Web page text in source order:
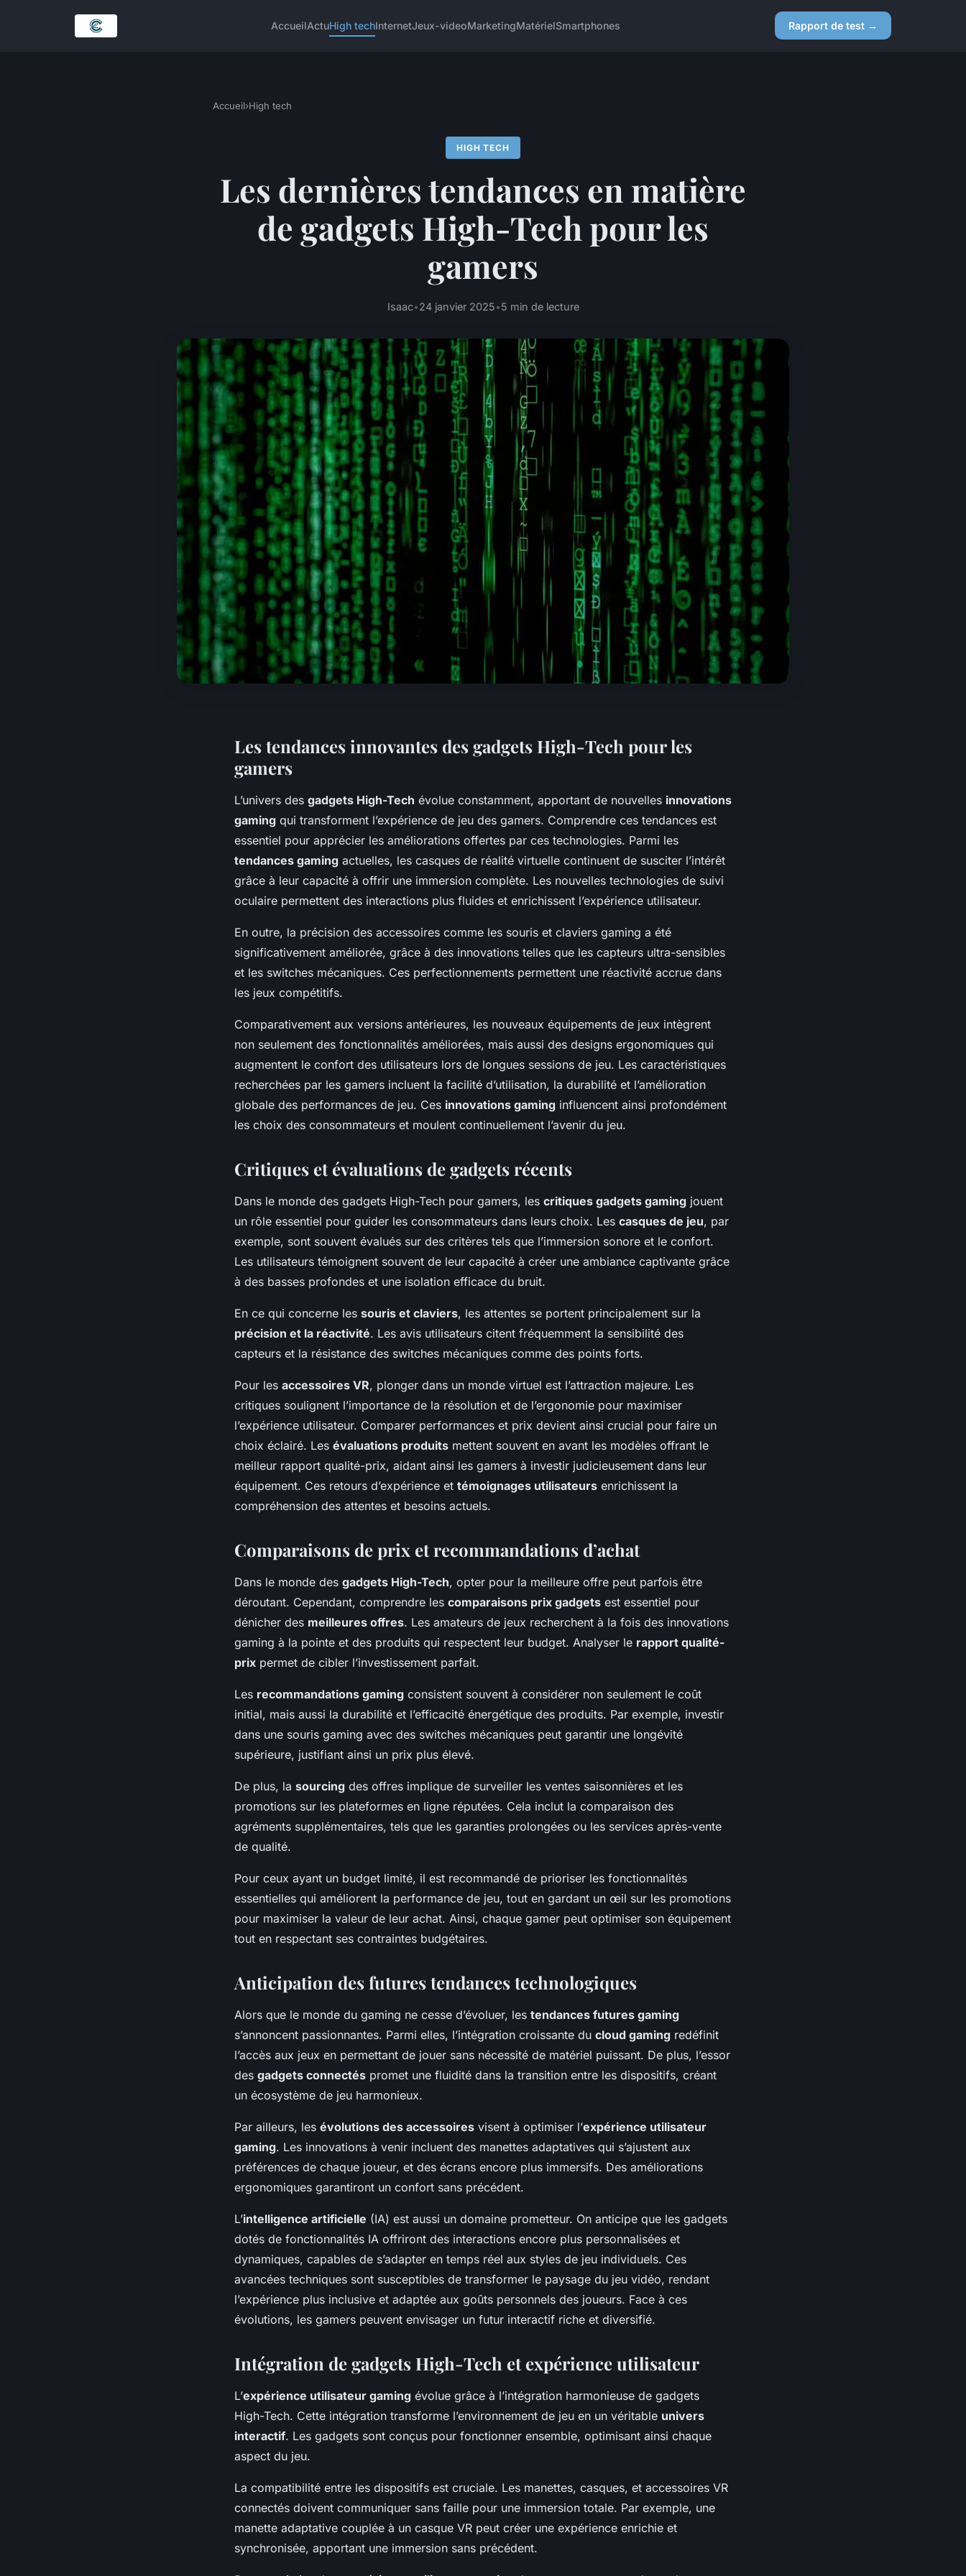
AccueilActuHigh techInternetJeux-videoMarketingMatérielSmartphones Rapport de test →
Accueil›High tech
HIGH TECH
Les dernières tendances en matière
de gadgets High-Tech pour les
gamers
Isaac•24 janvier 2025•5 min de lecture
Les tendances innovantes des gadgets High-Tech pour les
gamers
L’univers des gadgets High-Tech évolue constamment, apportant de nouvelles innovations
gaming qui transforment l’expérience de jeu des gamers. Comprendre ces tendances est
essentiel pour apprécier les améliorations offertes par ces technologies. Parmi les
tendances gaming actuelles, les casques de réalité virtuelle continuent de susciter l’intérêt
grâce à leur capacité à offrir une immersion complète. Les nouvelles technologies de suivi
oculaire permettent des interactions plus fluides et enrichissent l’expérience utilisateur.
En outre, la précision des accessoires comme les souris et claviers gaming a été
significativement améliorée, grâce à des innovations telles que les capteurs ultra-sensibles
et les switches mécaniques. Ces perfectionnements permettent une réactivité accrue dans
les jeux compétitifs.
Comparativement aux versions antérieures, les nouveaux équipements de jeux intègrent
non seulement des fonctionnalités améliorées, mais aussi des designs ergonomiques qui
augmentent le confort des utilisateurs lors de longues sessions de jeu. Les caractéristiques
recherchées par les gamers incluent la facilité d’utilisation, la durabilité et l’amélioration
globale des performances de jeu. Ces innovations gaming influencent ainsi profondément
les choix des consommateurs et moulent continuellement l’avenir du jeu.
Critiques et évaluations de gadgets récents
Dans le monde des gadgets High-Tech pour gamers, les critiques gadgets gaming jouent
un rôle essentiel pour guider les consommateurs dans leurs choix. Les casques de jeu, par
exemple, sont souvent évalués sur des critères tels que l’immersion sonore et le confort.
Les utilisateurs témoignent souvent de leur capacité à créer une ambiance captivante grâce
à des basses profondes et une isolation efficace du bruit.
En ce qui concerne les souris et claviers, les attentes se portent principalement sur la
précision et la réactivité. Les avis utilisateurs citent fréquemment la sensibilité des
capteurs et la résistance des switches mécaniques comme des points forts.
Pour les accessoires VR, plonger dans un monde virtuel est l’attraction majeure. Les
critiques soulignent l’importance de la résolution et de l’ergonomie pour maximiser
l’expérience utilisateur. Comparer performances et prix devient ainsi crucial pour faire un
choix éclairé. Les évaluations produits mettent souvent en avant les modèles offrant le
meilleur rapport qualité-prix, aidant ainsi les gamers à investir judicieusement dans leur
équipement. Ces retours d’expérience et témoignages utilisateurs enrichissent la
compréhension des attentes et besoins actuels.
Comparaisons de prix et recommandations d’achat
Dans le monde des gadgets High-Tech, opter pour la meilleure offre peut parfois être
déroutant. Cependant, comprendre les comparaisons prix gadgets est essentiel pour
dénicher des meilleures offres. Les amateurs de jeux recherchent à la fois des innovations
gaming à la pointe et des produits qui respectent leur budget. Analyser le rapport qualité-
prix permet de cibler l’investissement parfait.
Les recommandations gaming consistent souvent à considérer non seulement le coût
initial, mais aussi la durabilité et l’efficacité énergétique des produits. Par exemple, investir
dans une souris gaming avec des switches mécaniques peut garantir une longévité
supérieure, justifiant ainsi un prix plus élevé.
De plus, la sourcing des offres implique de surveiller les ventes saisonnières et les
promotions sur les plateformes en ligne réputées. Cela inclut la comparaison des
agréments supplémentaires, tels que les garanties prolongées ou les services après-vente
de qualité.
Pour ceux ayant un budget limité, il est recommandé de prioriser les fonctionnalités
essentielles qui améliorent la performance de jeu, tout en gardant un œil sur les promotions
pour maximiser la valeur de leur achat. Ainsi, chaque gamer peut optimiser son équipement
tout en respectant ses contraintes budgétaires.
Anticipation des futures tendances technologiques
Alors que le monde du gaming ne cesse d’évoluer, les tendances futures gaming
s’annoncent passionnantes. Parmi elles, l’intégration croissante du cloud gaming redéfinit
l’accès aux jeux en permettant de jouer sans nécessité de matériel puissant. De plus, l’essor
des gadgets connectés promet une fluidité dans la transition entre les dispositifs, créant
un écosystème de jeu harmonieux.
Par ailleurs, les évolutions des accessoires visent à optimiser l’expérience utilisateur
gaming. Les innovations à venir incluent des manettes adaptatives qui s’ajustent aux
préférences de chaque joueur, et des écrans encore plus immersifs. Des améliorations
ergonomiques garantiront un confort sans précédent.
L’intelligence artificielle (IA) est aussi un domaine prometteur. On anticipe que les gadgets
dotés de fonctionnalités IA offriront des interactions encore plus personnalisées et
dynamiques, capables de s’adapter en temps réel aux styles de jeu individuels. Ces
avancées techniques sont susceptibles de transformer le paysage du jeu vidéo, rendant
l’expérience plus inclusive et adaptée aux goûts personnels des joueurs. Face à ces
évolutions, les gamers peuvent envisager un futur interactif riche et diversifié.
Intégration de gadgets High-Tech et expérience utilisateur
L’expérience utilisateur gaming évolue grâce à l’intégration harmonieuse de gadgets
High-Tech. Cette intégration transforme l’environnement de jeu en un véritable univers
interactif. Les gadgets sont conçus pour fonctionner ensemble, optimisant ainsi chaque
aspect du jeu.
La compatibilité entre les dispositifs est cruciale. Les manettes, casques, et accessoires VR
connectés doivent communiquer sans faille pour une immersion totale. Par exemple, une
manette adaptative couplée à un casque VR peut créer une expérience enrichie et
synchronisée, apportant une immersion sans précédent.